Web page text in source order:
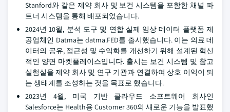
Stanford와 같은 제약 회사 및 보건 시스템을 포함한 채널 파
트너 시스템을 통해 배포되었습니다.
2024년 10월, 분석 도구 및 연합 실제 임상 데이터 플랫폼 제
공업체인 Datma는 datma.FED를 출시했습니다. 이는 의료 데
이터의 공유, 접근성 및 수익화를 개선하기 위해 설계된 혁신
적인 양면 마켓플레이스입니다. 출시는 보건 시스템 및 참고
실험실을 제약 회사 및 연구 기관과 연결하여 상호 이익이 되
는 생태계를 조성하는 것을 목표로 했습니다.
2023년 4월, 미국 기반 클라우드 소프트웨어 회사인
Salesforce는 Health용 Customer 360의 새로운 기능을 발표했